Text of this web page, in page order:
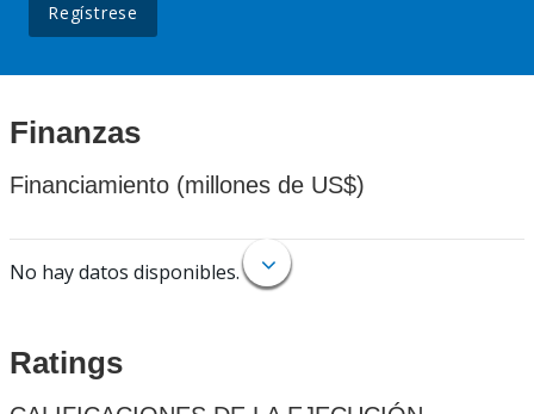
Regístrese
Finanzas
Financiamiento (millones de US$)
No hay datos disponibles.
Ratings